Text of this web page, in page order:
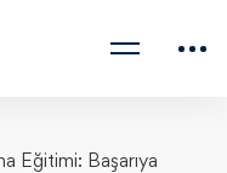
Eğitimi: Başarıya